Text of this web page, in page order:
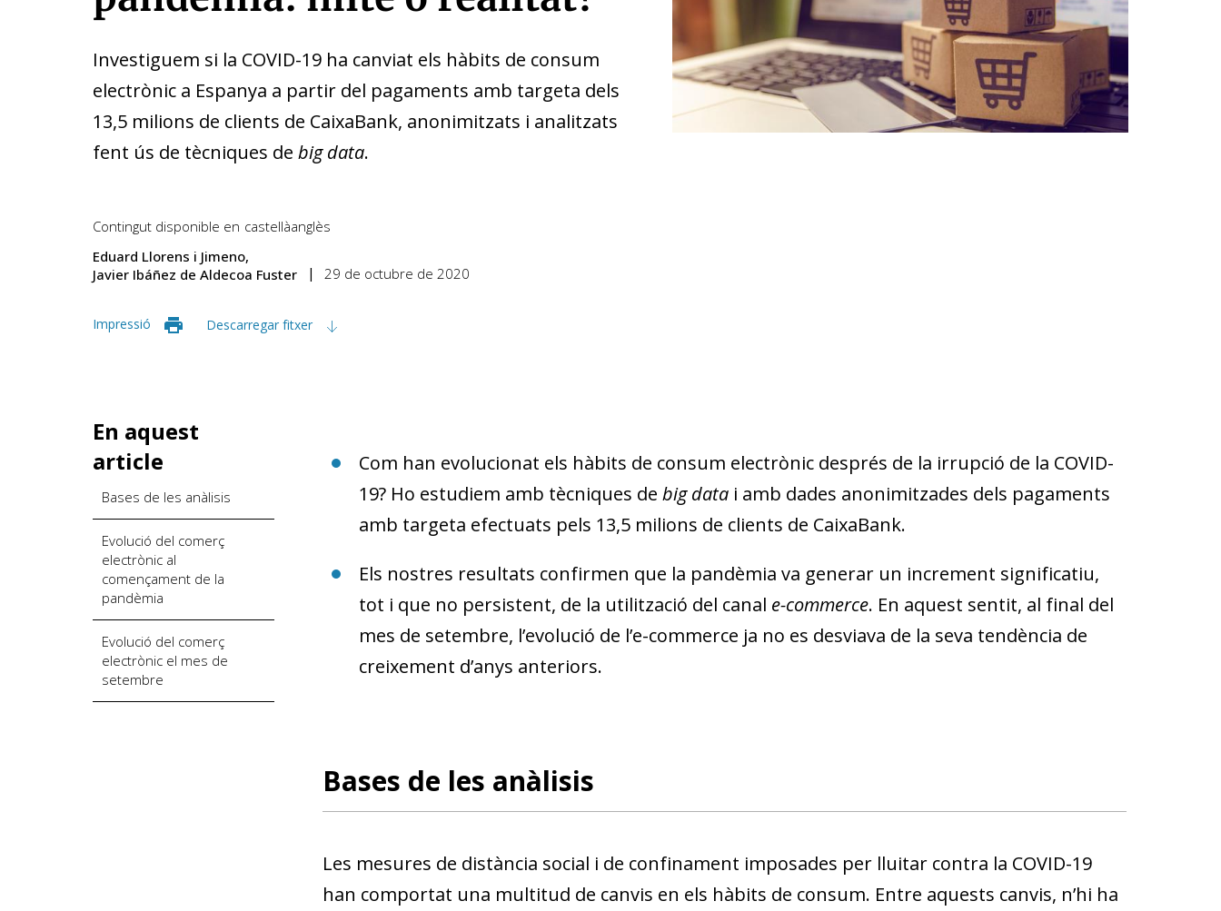
Investiguem si la COVID-19 ha canviat els hàbits de consum
electrònic a Espanya a partir del pagaments amb targeta dels
13,5 milions de clients de CaixaBank, anonimitzats i analitzats
fent ús de tècniques de big data.
Contingut disponible en castellàanglès
Eduard Llorens i Jimeno
Javier Ibáñez de Aldecoa Fuster
29 de octubre de 2020
Impressió Descarregar fitxer
En aquest
article
Bases de les anàlisis
Evolució del comerç
electrònic al
començament de la
pandèmia
Evolució del comerç
electrònic el mes de
setembre
Com han evolucionat els hàbits de consum electrònic després de la irrupció de la COVID-
19? Ho estudiem amb tècniques de big datai amb dades anonimitzades dels pagaments
amb targeta efectuats pels 13,5 milions de clients de CaixaBank.
Els nostres resultats confirmen que la pandèmia va generar un increment significatiu,
tot i que no persistent, de la utilització del canal e-commerce. En aquest sentit, al final del
mes de setembre, l’evolució de l’e-commerce ja no es desviava de la seva tendència de
creixement d’anys anteriors.
Bases de les anàlisis
Les mesures de distància social i de confinament imposades per lluitar contra la COVID-19
han comportat una multitud de canvis en els hàbits de consum. Entre aquests canvis, n’hi ha